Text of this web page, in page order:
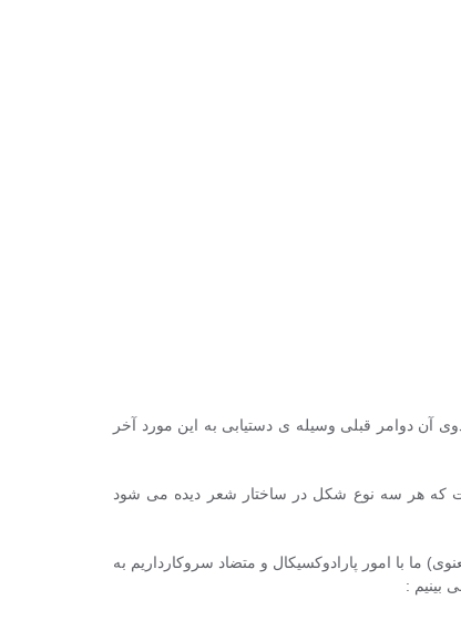
دوامر قبلی وسیله ی دستیابی به این مورد آخر
که هر سه نوع شکل در ساختار شعر دیده می شود
ما با امور پارادوکسیکال و متضاد سروکارداریم به
بینیم :